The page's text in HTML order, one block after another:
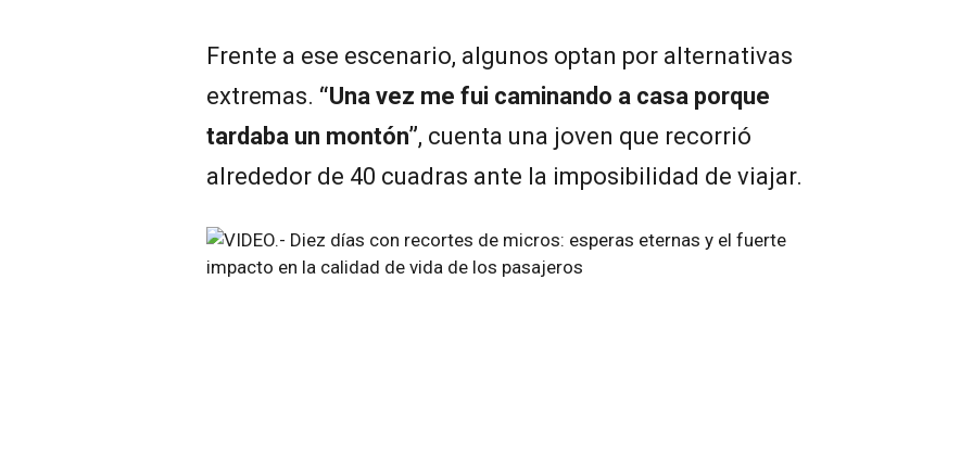
Frente a ese escenario, algunos optan por alternativas
extremas. “Una vez me fui caminando a casa porque
tardaba un montón”, cuenta una joven que recorrió
alrededor de 40 cuadras ante la imposibilidad de viajar.